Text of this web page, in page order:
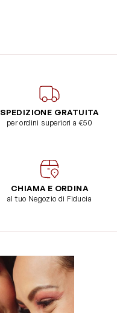
SPEDIZIONE GRATUITA
per ordini superiori a €50
CHIAMA E ORDINA
al tuo Negozio di Fiducia